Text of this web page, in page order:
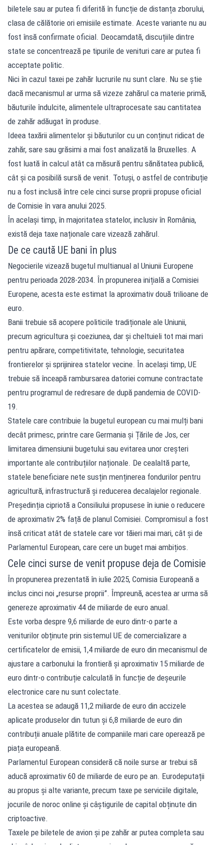
biletele sau ar putea fi diferită în funcție de distanța zborului,
clasa de călătorie ori emisiile estimate. Aceste variante nu au
fost însă confirmate oficial. Deocamdată, discuțiile dintre
state se concentrează pe tipurile de venituri care ar putea fi
acceptate politic.
Nici în cazul taxei pe zahăr lucrurile nu sunt clare. Nu se știe
dacă mecanismul ar urma să vizeze zahărul ca materie primă,
băuturile îndulcite, alimentele ultraprocesate sau cantitatea
de zahăr adăugat în produse.
Ideea taxării alimentelor și băuturilor cu un conținut ridicat de
zahăr, sare sau grăsimi a mai fost analizată la Bruxelles. A
fost luată în calcul atât ca măsură pentru sănătatea publică,
cât și ca posibilă sursă de venit. Totuși, o astfel de contribuție
nu a fost inclusă între cele cinci surse proprii propuse oficial
de Comisie în vara anului 2025.
În același timp, în majoritatea statelor, inclusiv în România,
există deja taxe naționale care vizează zahărul.
De ce caută UE bani în plus
Negocierile vizează bugetul multianual al Uniunii Europene
pentru perioada 2028-2034. În propunerea inițială a Comisiei
Europene, acesta este estimat la aproximativ două trilioane de
euro.
Banii trebuie să acopere politicile tradiționale ale Uniunii,
precum agricultura și coeziunea, dar și cheltuieli tot mai mari
pentru apărare, competitivitate, tehnologie, securitatea
frontierelor și sprijinirea statelor vecine. În același timp, UE
trebuie să înceapă rambursarea datoriei comune contractate
pentru programul de redresare de după pandemia de COVID-
19.
Statele care contribuie la bugetul european cu mai mulți bani
decât primesc, printre care Germania și Țările de Jos, cer
limitarea dimensiunii bugetului sau evitarea unor creșteri
importante ale contribuțiilor naționale. De cealaltă parte,
statele beneficiare nete susțin menținerea fondurilor pentru
agricultură, infrastructură și reducerea decalajelor regionale.
Președinția cipriotă a Consiliului propusese în iunie o reducere
de aproximativ 2% față de planul Comisiei. Compromisul a fost
însă criticat atât de statele care vor tăieri mai mari, cât și de
Parlamentul European, care cere un buget mai ambițios.
Cele cinci surse de venit propuse deja de Comisie
În propunerea prezentată în iulie 2025, Comisia Europeană a
inclus cinci noi „resurse proprii”. Împreună, acestea ar urma să
genereze aproximativ 44 de miliarde de euro anual.
Este vorba despre 9,6 miliarde de euro dintr-o parte a
veniturilor obținute prin sistemul UE de comercializare a
certificatelor de emisii, 1,4 miliarde de euro din mecanismul de
ajustare a carbonului la frontieră și aproximativ 15 miliarde de
euro dintr-o contribuție calculată în funcție de deșeurile
electronice care nu sunt colectate.
La acestea se adaugă 11,2 miliarde de euro din accizele
aplicate produselor din tutun și 6,8 miliarde de euro din
contribuții anuale plătite de companiile mari care operează pe
piața europeană.
Parlamentul European consideră că noile surse ar trebui să
aducă aproximativ 60 de miliarde de euro pe an. Eurodeputații
au propus și alte variante, precum taxe pe serviciile digitale,
jocurile de noroc online și câștigurile de capital obținute din
criptoactive.
Taxele pe biletele de avion și pe zahăr ar putea completa sau